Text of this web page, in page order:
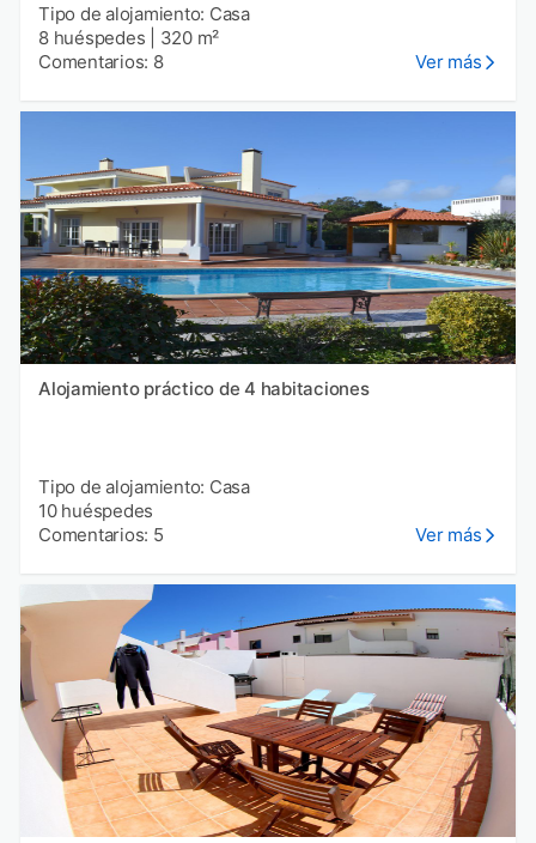
Tipo de alojamiento: Casa
8 huéspedes
320 m²
Comentarios: 8
Ver más
Alojamiento práctico de 4 habitaciones
Tipo de alojamiento: Casa
10 huéspedes
Comentarios: 5
Ver más